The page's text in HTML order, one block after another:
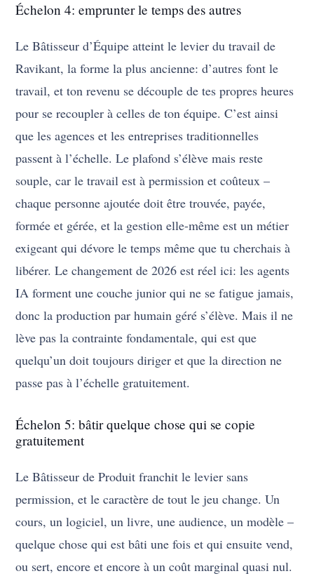
Échelon 4: emprunter le temps des autres
Le Bâtisseur d’Équipe atteint le levier du travail de
Ravikant, la forme la plus ancienne: d’autres font le
travail, et ton revenu se découple de tes propres heures
pour se recoupler à celles de ton équipe. C’est ainsi
que les agences et les entreprises traditionnelles
passent à l’échelle. Le plafond s’élève mais reste
souple, car le travail est à permission et coûteux –
chaque personne ajoutée doit être trouvée, payée,
formée et gérée, et la gestion elle-même est un métier
exigeant qui dévore le temps même que tu cherchais à
libérer. Le changement de 2026 est réel ici: les agents
IA forment une couche junior qui ne se fatigue jamais,
donc la production par humain géré s’élève. Mais il ne
lève pas la contrainte fondamentale, qui est que
quelqu’un doit toujours diriger et que la direction ne
passe pas à l’échelle gratuitement.
Échelon 5: bâtir quelque chose qui se copie
gratuitement
Le Bâtisseur de Produit franchit le levier sans
permission, et le caractère de tout le jeu change. Un
cours, un logiciel, un livre, une audience, un modèle –
quelque chose qui est bâti une fois et qui ensuite vend,
ou sert, encore et encore à un coût marginal quasi nul.